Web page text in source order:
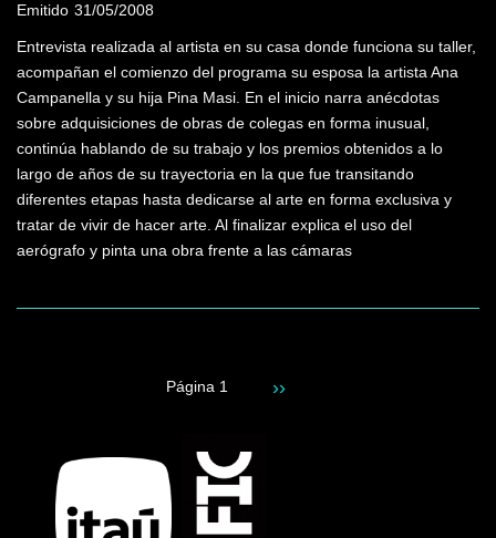
Emitido 31/05/2008
Entrevista realizada al artista en su casa donde funciona su taller,
acompañan el comienzo del programa su esposa la artista Ana
Campanella y su hija Pina Masi. En el inicio narra anécdotas
sobre adquisiciones de obras de colegas en forma inusual,
continúa hablando de su trabajo y los premios obtenidos a lo
largo de años de su trayectoria en la que fue transitando
diferentes etapas hasta dedicarse al arte en forma exclusiva y
tratar de vivir de hacer arte. Al finalizar explica el uso del
aerógrafo y pinta una obra frente a las cámaras
Página 1
Siguiente
››